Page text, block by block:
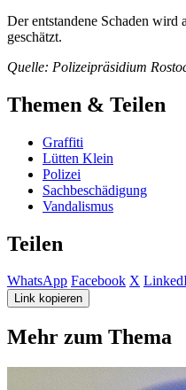
Der entstandene Schaden wird
geschätzt.
Quelle: Polizeipräsidium
Themen & Teilen
Graffiti
Lütten Klein
Polizei
Sachbeschädigung
Vandalismus
Teilen
WhatsApp Facebook X
Link kopieren
Mehr zum Thema